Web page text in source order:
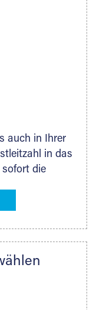
auch in Ihrer
in das
sofort die
An zahlreichen
noch
alles